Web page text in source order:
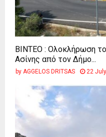
ΒΙΝΤΕΟ : Ολοκλήρωση
Ασίνης από τον Δήμο...
by AGGELOS DRITSAS 22